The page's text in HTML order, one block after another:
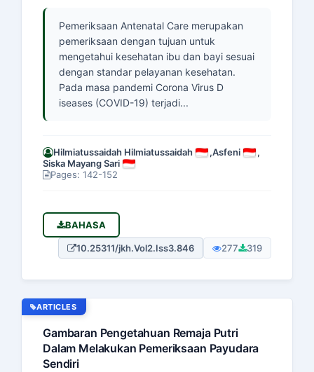
Pemeriksaan Antenatal Care merupakan
pemeriksaan dengan tujuan untuk
mengetahui kesehatan ibu dan bayi sesuai
dengan standar pelayanan kesehatan.
Pada masa pandemi Corona Virus D
iseases (COVID-19) terjadi...
Hilmiatussaidah Hilmiatussaidah ,Asfeni
,
Siska Mayang Sari
Pages: 142-152
BAHASA
10.25311/jkh.Vol2.Iss3.846 277 319
ARTICLES
Gambaran Pengetahuan Remaja Putri
Dalam Melakukan Pemeriksaan Payudara
Sendiri